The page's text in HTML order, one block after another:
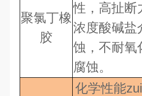
聚氯丁橡
胶
性，高扯断
浓度酸碱盐
蚀，不耐氧
腐蚀。
化学性能